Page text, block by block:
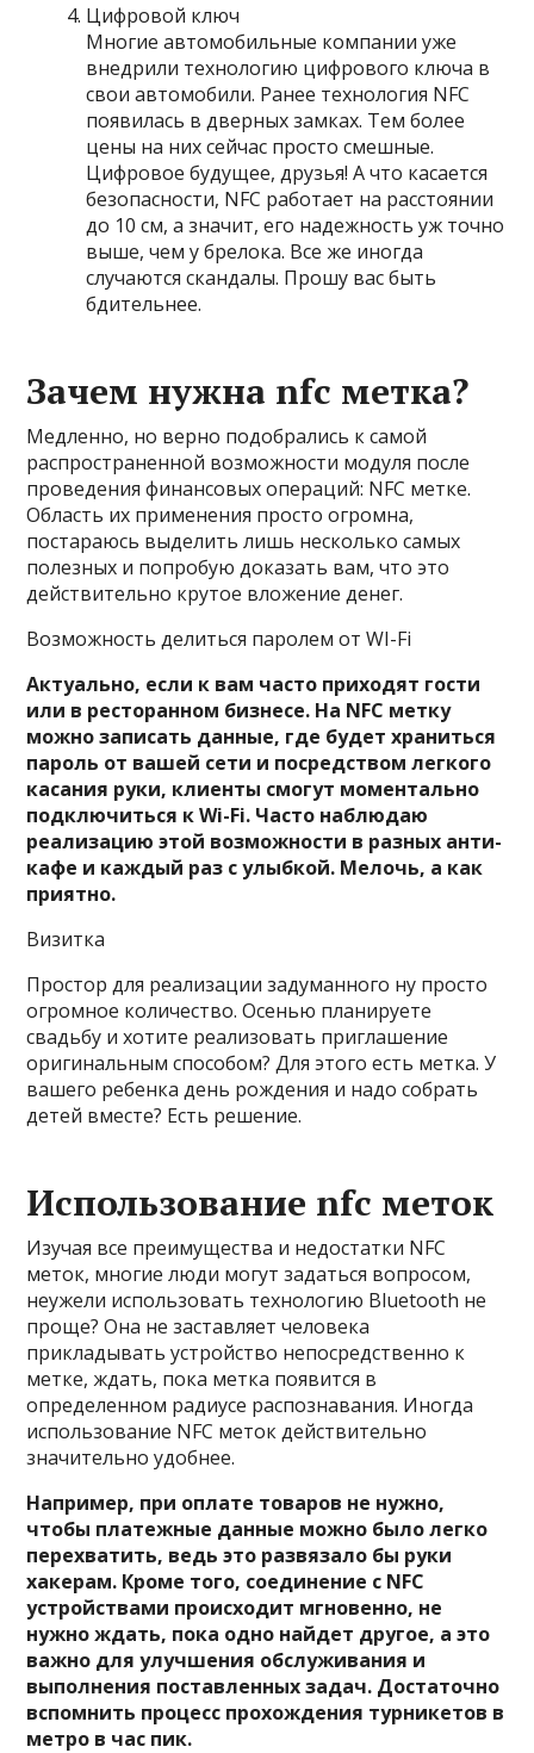
Цифровой ключ
Многие автомобильные компании уже
внедрили технологию цифрового ключа в
свои автомобили. Ранее технология NFC
появилась в дверных замках. Тем более
цены на них сейчас просто смешные.
Цифровое будущее, друзья! А что касается
безопасности, NFC работает на расстоянии
до 10 см, а значит, его надежность уж точно
выше, чем у брелока. Все же иногда
случаютсяскандалы. Прошу вас быть
бдительнее.
Зачем нужна nfc метка?
Медленно, но верно подобрались к самой
распространенной возможности модуля после
проведения финансовых операций: NFC метке.
Область их применения просто огромна,
постараюсь выделить лишь несколько самых
полезных и попробую доказать вам, что это
действительно крутое вложение денег.
Возможность делиться паролем от WI-Fi
Актуально, если к вам часто приходят гости
или в ресторанном бизнесе. На NFC метку
можно записать данные, где будет храниться
пароль от вашей сети и посредством легкого
касания руки, клиенты смогут моментально
подключиться к Wi-Fi. Часто наблюдаю
реализацию этой возможности в разных анти-
кафе и каждый раз с улыбкой. Мелочь, а как
приятно.
Визитка
Простор для реализации задуманного ну просто
огромное количество. Осенью планируете
свадьбу и хотите реализовать приглашение
оригинальным способом? Для этого есть метка. У
вашего ребенка день рождения и надо собрать
детей вместе? Есть решение.
Использование nfc меток
Изучая все преимущества и недостатки NFC
меток, многие люди могут задаться вопросом,
неужели использовать технологию Bluetooth не
проще? Она не заставляет человека
прикладывать устройство непосредственно к
метке, ждать, пока метка появится в
определенном радиусе распознавания. Иногда
использование NFC меток действительно
значительно удобнее.
Например, при оплате товаров не нужно,
чтобы платежные данные можно было легко
перехватить, ведь это развязало бы руки
хакерам. Кроме того, соединение с NFC
устройствами происходит мгновенно, не
нужно ждать, пока одно найдет другое, а это
важно для улучшения обслуживания и
выполнения поставленных задач. Достаточно
вспомнить процесс прохождения турникетов в
метро в час пик.